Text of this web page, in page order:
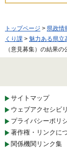
トップページ > 県政情
くり課 > 魅力ある県立
（意見募集）の結果の
サイトマップ
ウェブアクセシビ
プライバシーポリ
著作権・リンクに
関係機関リンク集